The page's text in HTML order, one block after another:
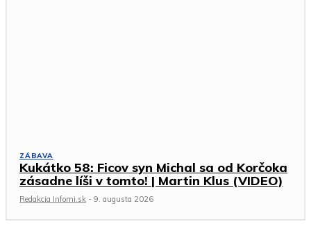
ZÁBAVA
Kukátko 58: Ficov syn Michal sa od Korčoka
zásadne líši v tomto! | Martin Klus (VIDEO)
Redakcia Infomi.sk - 9. augusta 2026